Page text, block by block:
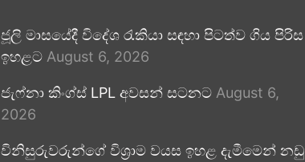
ජූලි මාසයේදී විදේශ රැකියා සඳහා පිටත්ව ගිය පිරිස
ඉහළට August 6, 2026
ජැෆ්නා කිංග්ස් LPL අවසන් සටනට August 6,
2026
විනිසුරුවරුන්ගේ විශ්‍රාම වයස ඉහළ දැමීමෙන් නඩු